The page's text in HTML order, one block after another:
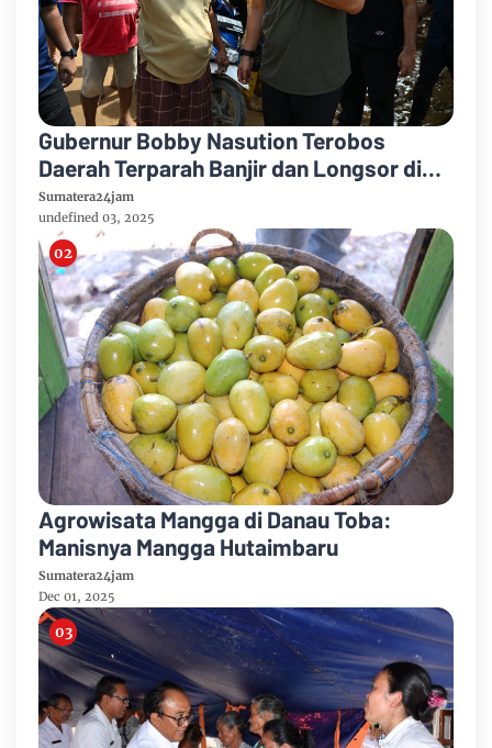
Gubernur Bobby Nasution Terobos
Daerah Terparah Banjir dan Longsor di
Tapteng
Sumatera24jam
undefined 03, 2025
Agrowisata Mangga di Danau Toba:
Manisnya Mangga Hutaimbaru
Sumatera24jam
Dec 01, 2025